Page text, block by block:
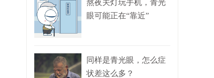
熬夜关灯玩手机，青光
眼可能正在“靠近”
同样是青光眼，怎么症
状差这么多？